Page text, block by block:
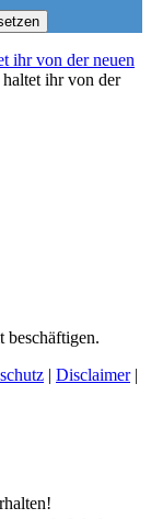
ihr von der neuen
ihr von der
beschäftigen.
| Disclaimer|